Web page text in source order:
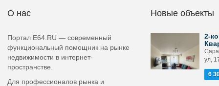
О нас
Портал E64.RU — современный
функциональный помощник на рынке
недвижимости в интернет-
пространстве.
Для профессионалов рынка и
Новые объекты
2-
ул,
6